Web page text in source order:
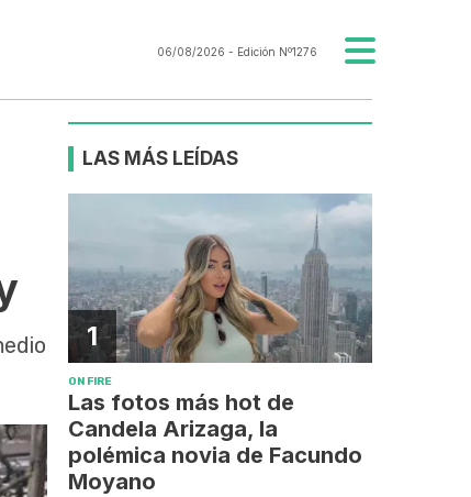
06/08/2026 - Edición Nº1276
LAS MÁS LEÍDAS
1
ON FIRE
Las fotos más hot de
Candela Arizaga, la
polémica novia de Facundo
Moyano